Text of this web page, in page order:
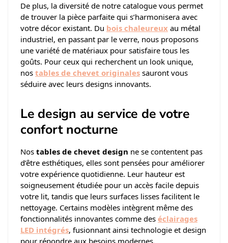
De plus, la diversité de notre catalogue vous permet
de trouver la pièce parfaite qui s’harmonisera avec
votre décor existant. Du bois chaleureux au métal
industriel, en passant par le verre, nous proposons
une variété de matériaux pour satisfaire tous les
goûts. Pour ceux qui recherchent un look unique,
nos tables de chevet originales sauront vous
séduire avec leurs designs innovants.
Le design au service de votre
confort nocturne
Nos tables de chevet design ne se contentent pas
d’être esthétiques, elles sont pensées pour améliorer
votre expérience quotidienne. Leur hauteur est
soigneusement étudiée pour un accès facile depuis
votre lit, tandis que leurs surfaces lisses facilitent le
nettoyage. Certains modèles intègrent même des
fonctionnalités innovantes comme des éclairages
LED intégrés, fusionnant ainsi technologie et design
pour répondre aux besoins modernes.